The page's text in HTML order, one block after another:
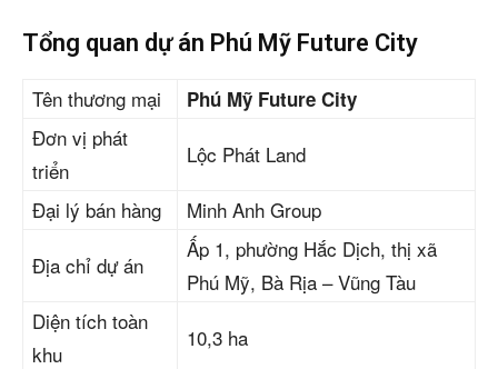
Tổng quan dự án Phú Mỹ Future City
Tên thương mại
Phú Mỹ Future City
Đơn vị phát
triển
Lộc Phát Land
Đại lý bán hàng
Minh Anh Group
Địa chỉ dự án
Ấp 1, phường Hắc Dịch, thị xã
Phú Mỹ, Bà Rịa – Vũng Tàu
Diện tích toàn
khu
10,3 ha